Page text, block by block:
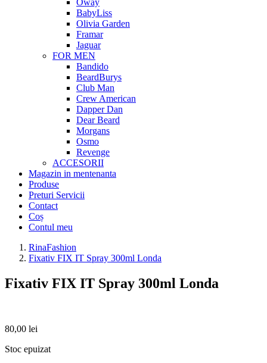
Oway
BabyLiss
Olivia Garden
Framar
Jaguar
FOR MEN
Bandido
BeardBurys
Club Man
Crew American
Dapper Dan
Dear Beard
Morgans
Osmo
Revenge
ACCESORII
Magazin in mentenanta
Produse
Preturi Servicii
Contact
Coș
Contul meu
RinaFashion
Fixativ FIX IT Spray 300ml Londa
Fixativ FIX IT Spray 300ml Londa
80,00 lei
Stoc epuizat